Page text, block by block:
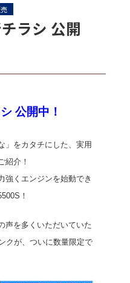
ラシ 公開
公開中！
」をカタチにした、実用
紹介！
強くエンジンを始動でき
！
声を多くいただいていた
クが、ついに数量限定で